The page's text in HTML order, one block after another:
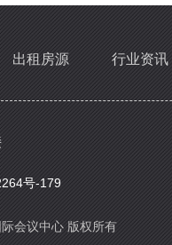
出租房源 行业资讯
号-179
会议中心 版权所有